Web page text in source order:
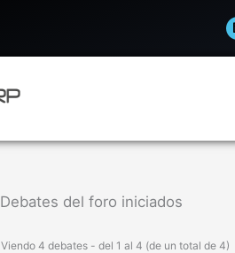
Debates del foro iniciados
Viendo 4 debates - del 1 al 4 (de un total de 4)